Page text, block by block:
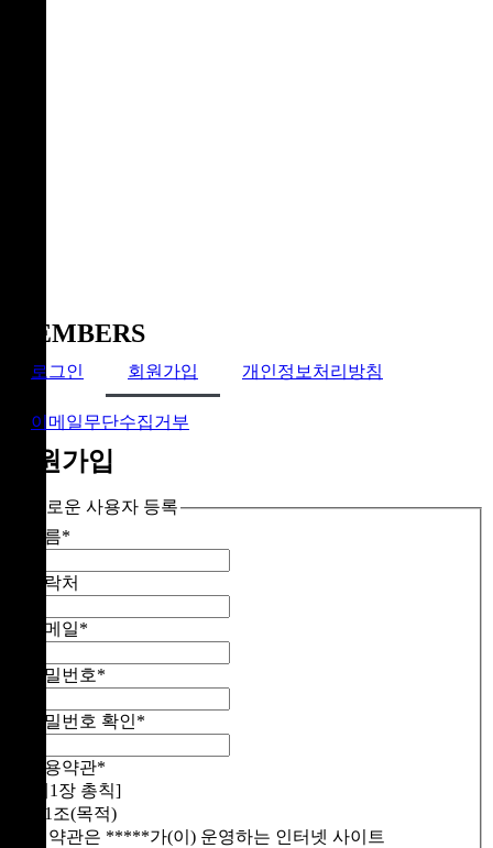
MEMBERS
로그인 회원가입 개인정보처리방침
이메일무단수집거부
회원가입
새로운 사용자 등록
이름*
연락처
이메일*
비밀번호*
비밀번호 확인*
이용약관*
[제1장 총칙]
제1조(목적)
이 약관은 *****가(이) 운영하는 인터넷 사이트